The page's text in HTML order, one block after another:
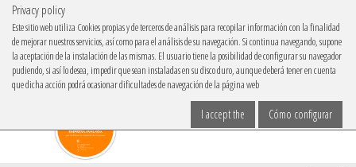
Privacy policy
Este sitio web utiliza Cookies propias y de terceros de análisis para recopilar información con la finalidad
de mejorar nuestros servicios, así como para el análisis de su navegación. Si continua navegando, supone
la aceptación de la instalación de las mismas. El usuario tiene la posibilidad de configurar su navegador
pudiendo, si así lo desea, impedir que sean instaladas en su disco duro, aunque deberá tener en cuenta
que dicha acción podrá ocasionar dificultades de navegación de la página web
Cómo configurar
I accept the
Choose your language